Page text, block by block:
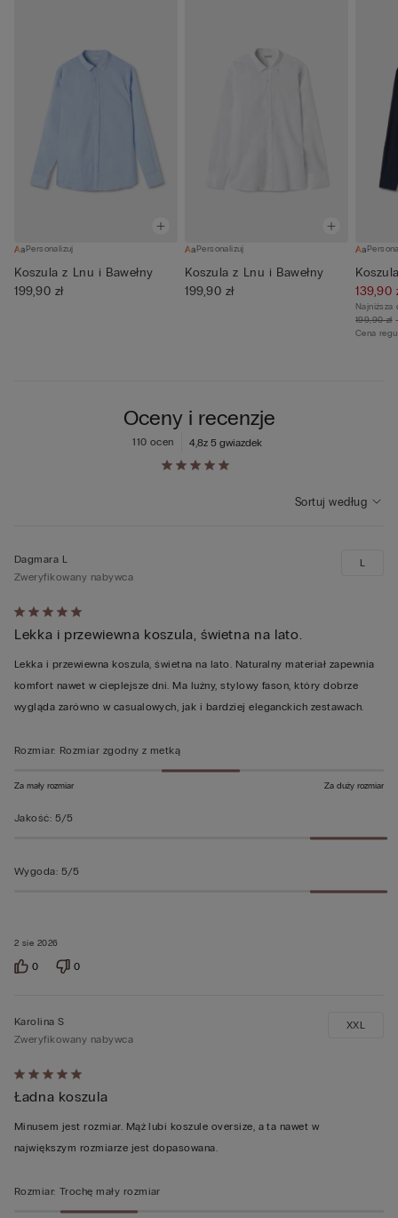
Personalizuj
Koszula z Lnu i Bawełny
199,90 zł
Personalizuj
Koszula z Lnu i Bawełny
199,90 zł
139,90
199,90 zł
Cena
Oceny i recenzje
4,8z 5 gwiazdek
110 ocen
Sortuj według
Ocena
5
z
5
2 sie 2026
Dagmara L
Zweryfikowany nabywca
Lekka i przewiewna koszula, świetna na lato.
Lekka i przewiewna koszula, świetna na lato. Naturalny materiał zapewnia
komfort nawet w cieplejsze dni. Ma luźny, stylowy fason, który dobrze
wygląda zarówno w casualowych, jak i bardziej eleganckich zestawach.
L
Rozmiar: Rozmiar zgodny z metką
Za mały rozmiar Za duży rozmiar
Jakość: 5/5
Wygoda: 5/5
0 0
Ocena
5
z
5
Karolina S
Zweryfikowany nabywca
Ładna koszula
Minusem jest rozmiar. Mąż lubi koszule oversize, a ta nawet w
największym rozmiarze jest dopasowana.
XXL
Rozmiar: Trochę mały rozmiar